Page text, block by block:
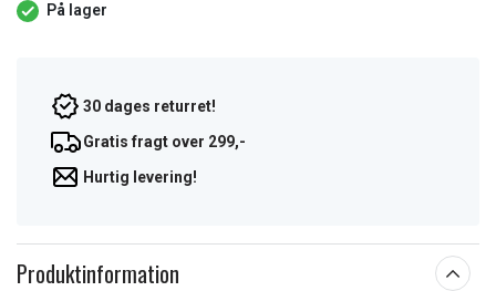
På lager
30 dages returret!
Gratis fragt over 299,-
Hurtig levering!
Produktinformation